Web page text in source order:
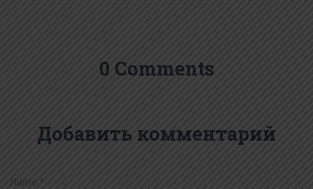
0 Comments
Добавить комментарий
Name *